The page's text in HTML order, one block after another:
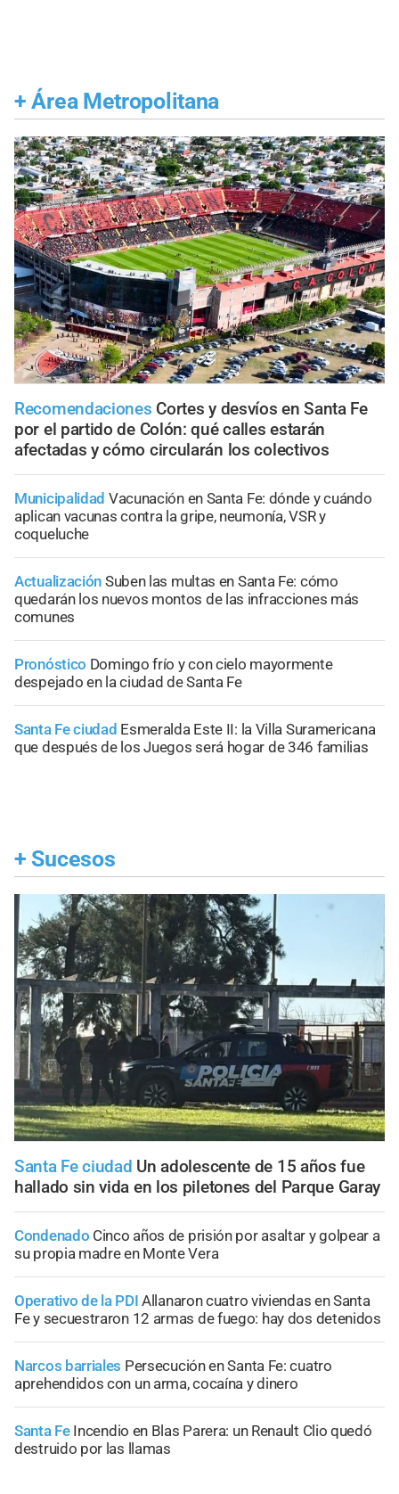
+ Área Metropolitana
Recomendaciones Cortes y desvíos en Santa Fe
por el partido de Colón: qué calles estarán
afectadas y cómo circularán los colectivos
Municipalidad Vacunación en Santa Fe: dónde y cuándo
aplican vacunas contra la gripe, neumonía, VSR y
coqueluche
Actualización Suben las multas en Santa Fe: cómo
quedarán los nuevos montos de las infracciones más
comunes
Pronóstico Domingo frío y con cielo mayormente
despejado en la ciudad de Santa Fe
Santa Fe ciudad Esmeralda Este II: la Villa Suramericana
que después de los Juegos será hogar de 346 familias
+ Sucesos
Santa Fe ciudad Un adolescente de 15 años fue
hallado sin vida en los piletones del Parque Garay
Condenado Cinco años de prisión por asaltar y golpear a
su propia madre en Monte Vera
Operativo de la PDI Allanaron cuatro viviendas en Santa
Fe y secuestraron 12 armas de fuego: hay dos detenidos
Narcos barriales Persecución en Santa Fe: cuatro
aprehendidos con un arma, cocaína y dinero
Santa Fe Incendio en Blas Parera: un Renault Clio quedó
destruido por las llamas